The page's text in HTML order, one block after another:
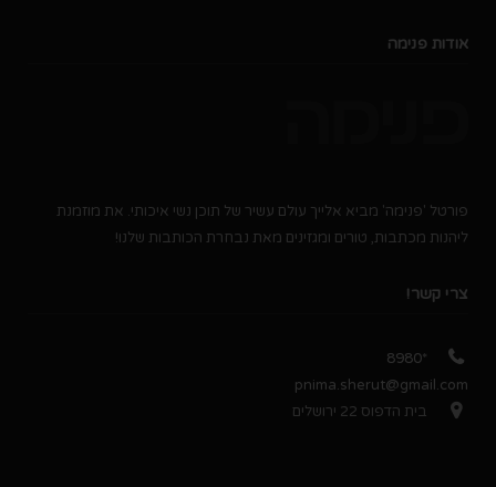
אודות פנימה
פורטל 'פנימה' מביא אלייך עולם עשיר של תוכן נשי איכותי. את מוזמנת
ליהנות מכתבות, טורים ומגזינים מאת נבחרת הכותבות שלנו!
צרי קשר!
*8980
pnima.sherut@gmail.com
בית הדפוס 22 ירושלים